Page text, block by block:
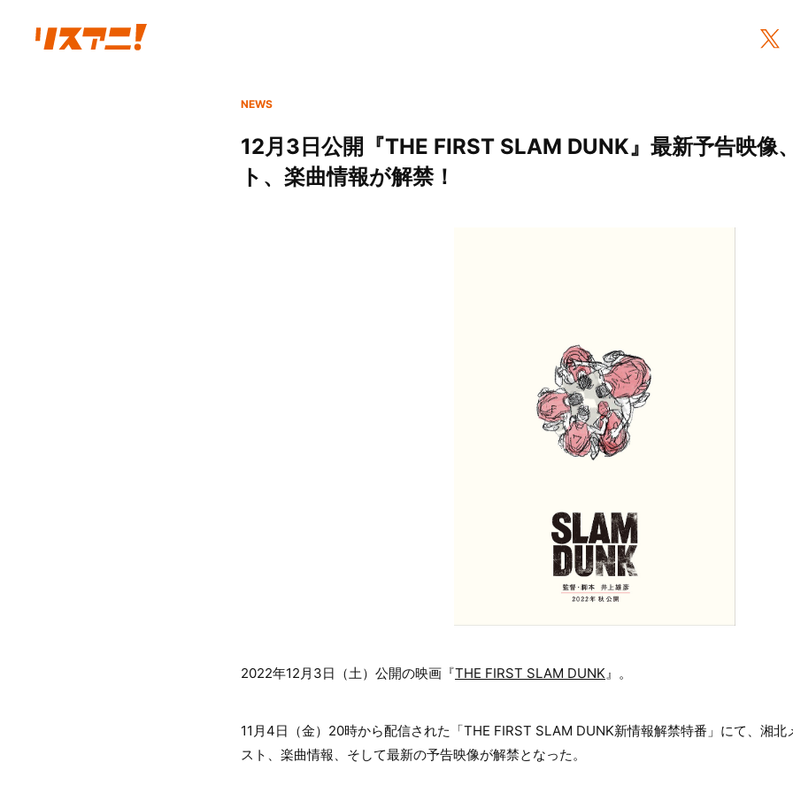
NEWS
12月3日公開『THE FIRST SLAM DUNK』最新予告映像
ト、楽曲情報が解禁！
2022年12月3日（土）公開の映画『THE FIRST SLAM DUNK』。
11月4日（金）20時から配信された「THE FIRST SLAM DUNK新情報解禁特番」にて、湘北
スト、楽曲情報、そして最新の予告映像が解禁となった。